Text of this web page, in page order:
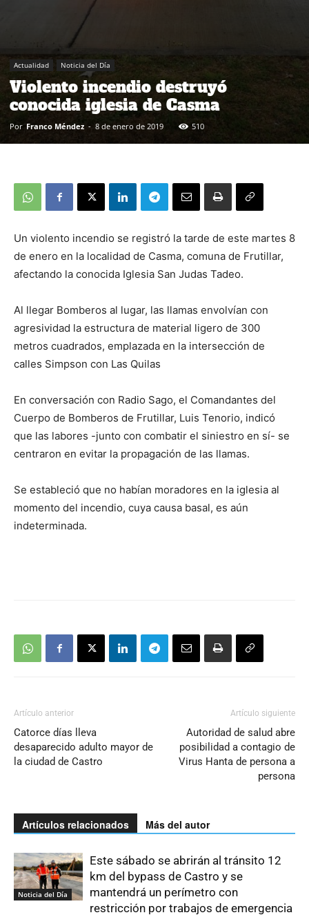
Actualidad Noticia del Día
Violento incendio destruyó
conocida iglesia de Casma
Por Franco Méndez - 8 de enero de 2019 510
Un violento incendio se registró la tarde de este martes 8
de enero en la localidad de Casma, comuna de Frutillar,
afectando la conocida Iglesia San Judas Tadeo.
Al llegar Bomberos al lugar, las llamas envolvían con
agresividad la estructura de material ligero de 300
metros cuadrados, emplazada en la intersección de
calles Simpson con Las Quilas
En conversación con Radio Sago, el Comandantes del
Cuerpo de Bomberos de Frutillar, Luis Tenorio, indicó
que las labores -junto con combatir el siniestro en sí- se
centraron en evitar la propagación de las llamas.
Se estableció que no habían moradores en la iglesia al
momento del incendio, cuya causa basal, es aún
indeterminada.
Artículo anterior
Catorce días lleva
desaparecido adulto mayor de
la ciudad de Castro
Artículo siguiente
Autoridad de salud abre
posibilidad a contagio de
Virus Hanta de persona a
persona
Artículos relacionados Más del autor
Noticia del Día
Este sábado se abrirán al tránsito 12
km del bypass de Castro y se
mantendrá un perímetro con
restricción por trabajos de emergencia